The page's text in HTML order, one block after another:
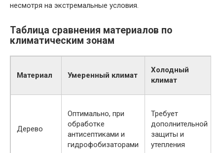
несмотря на экстремальные условия.
Таблица сравнения материалов по
климатическим зонам
Материал Умеренный климат
Холодный
климат
Дерево
Оптимально, при
обработке
антисептиками и
гидрофобизаторами
Требует
дополнительной
защиты и
утепления